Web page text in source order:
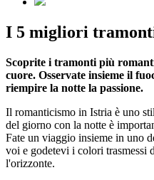
I 5 migliori
Scoprite i tramonti più
cuore. Osservate insieme il
riempire la notte la passione.
Il romanticismo in Istria è uno
del giorno con la notte è
Fate un viaggio insieme in uno
voi e godetevi i colori trasmessi
l'orizzonte.